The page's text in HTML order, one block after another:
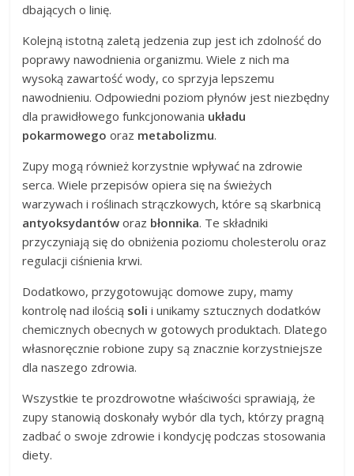
dbających o linię.
Kolejną istotną zaletą jedzenia zup jest ich zdolność do
poprawy nawodnienia organizmu. Wiele z nich ma
wysoką zawartość wody, co sprzyja lepszemu
nawodnieniu. Odpowiedni poziom płynów jest niezbędny
dla prawidłowego funkcjonowania układu
pokarmowego oraz metabolizmu.
Zupy mogą również korzystnie wpływać na zdrowie
serca. Wiele przepisów opiera się na świeżych
warzywach i roślinach strączkowych, które są skarbnicą
antyoksydantów oraz błonnika. Te składniki
przyczyniają się do obniżenia poziomu cholesterolu oraz
regulacji ciśnienia krwi.
Dodatkowo, przygotowując domowe zupy, mamy
kontrolę nad ilością soli i unikamy sztucznych dodatków
chemicznych obecnych w gotowych produktach. Dlatego
własnoręcznie robione zupy są znacznie korzystniejsze
dla naszego zdrowia.
Wszystkie te prozdrowotne właściwości sprawiają, że
zupy stanowią doskonały wybór dla tych, którzy pragną
zadbać o swoje zdrowie i kondycję podczas stosowania
diety.